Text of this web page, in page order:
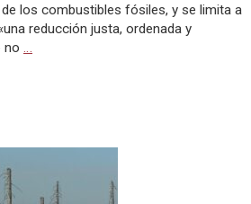
los combustibles fósiles, y se limita a
reducción justa, ordenada y
no …